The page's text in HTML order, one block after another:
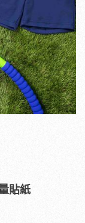
貼紙